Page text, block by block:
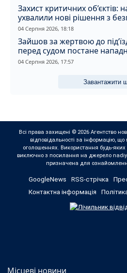
Захист критичних
ухвалили нові рішення з
04 Серпня 2026, 18:18
Зайшов за жертвою до
перед судом постане
04 Серпня 2026, 17:57
Завантажити
Всі права захищені © 2026 Агентство
відповідальності за інформацію,
оголошеннях. Використання будь-яких
виключно з посилання на джерело
призначена для
GoogleNews RSS-стрічка
Контактна інформація
Місцеві новини